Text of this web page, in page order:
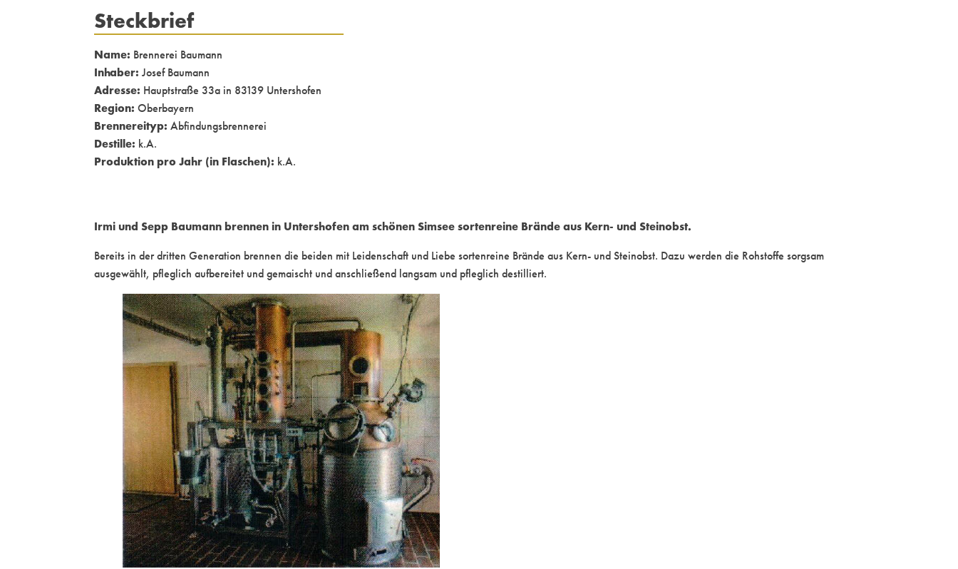
Steckbrief
Name: Brennerei Baumann
Inhaber: Josef Baumann
Adresse: Hauptstraße 33a in 83139 Untershofen
Region: Oberbayern
Brennereityp: Abfindungsbrennerei
Destille: k.A.
Produktion pro Jahr (in Flaschen): k.A.
Irmi und Sepp Baumann brennen in Untershofen am schönen Simsee sortenreine Brände aus Kern- und Steinobst.
Bereits in der dritten Generation brennen die beiden mit Leidenschaft und Liebe sortenreine Brände aus Kern- und Steinobst. Dazu werden die Rohstoffe sorgsam
ausgewählt, pfleglich aufbereitet und gemaischt und anschließend langsam und pfleglich destilliert.